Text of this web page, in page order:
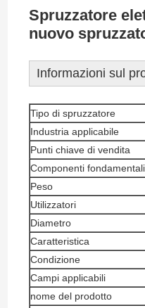
Spruzzatore
nuovo
Informazioni sul
Tipo di spruzzatore
Industria applicabile
Punti chiave di vendita
Componenti fondamentali
Peso
Utilizzatori
Diametro
Caratteristica
Condizione
Campi applicabili
nome del prodotto